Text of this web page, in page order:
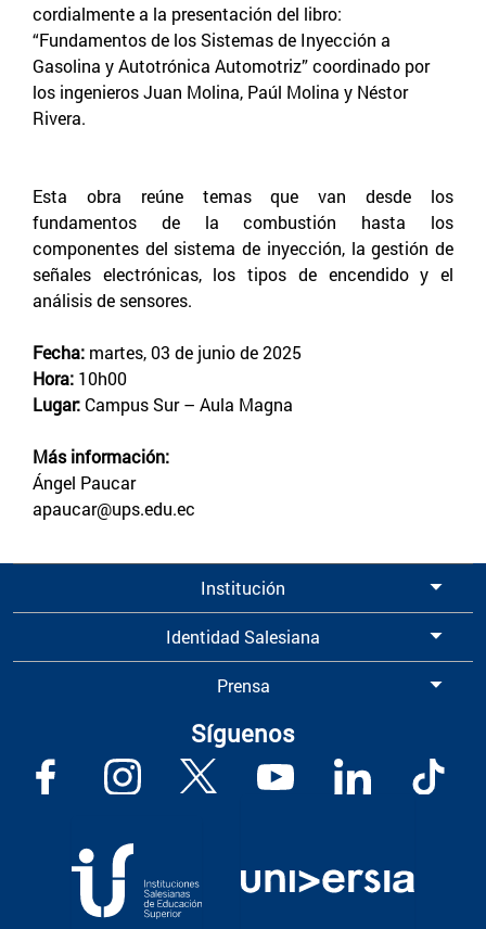
cordialmente a la presentación del libro:
“Fundamentos de los Sistemas de Inyección a
Gasolina y Autotrónica Automotriz” coordinado por
los ingenieros Juan Molina, Paúl Molina y Néstor
Rivera.
Esta obra reúne temas que van desde los
fundamentos de la combustión hasta los
componentes del sistema de inyección, la gestión de
señales electrónicas, los tipos de encendido y el
análisis de sensores.
Fecha: martes, 03 de junio de 2025
Hora: 10h00
Lugar: Campus Sur – Aula Magna
Más información:
Ángel Paucar
apaucar@ups.edu.ec
Institución
Identidad Salesiana
Prensa
Síguenos